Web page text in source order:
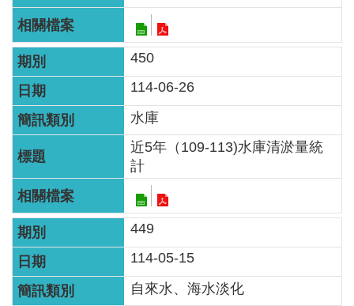
450
114-06-26
水庫
近5年（109-113)水庫清淤量統
計
449
114-05-15
自來水、海水淡化